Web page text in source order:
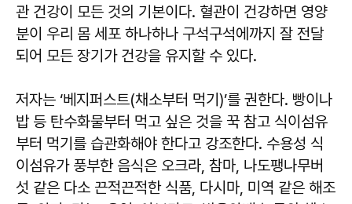
관 건강이 모든 것의 기본이다. 혈관이 건강하면 영양
분이 우리 몸 세포 하나하나 구석구석에까지 잘 전달
되어 모든 장기가 건강을 유지할 수 있다.
저자는 ‘베지퍼스트(채소부터 먹기)’를 권한다. 빵이나
밥 등 탄수화물부터 먹고 싶은 것을 꾹 참고 식이섬유
부터 먹기를 습관화해야 한다고 강조한다. 수용성 식
이섬유가 풍부한 음식은 오크라, 참마, 나도팽나무버
섯 같은 다소 끈적끈적한 식품, 다시마, 미역 같은 해조